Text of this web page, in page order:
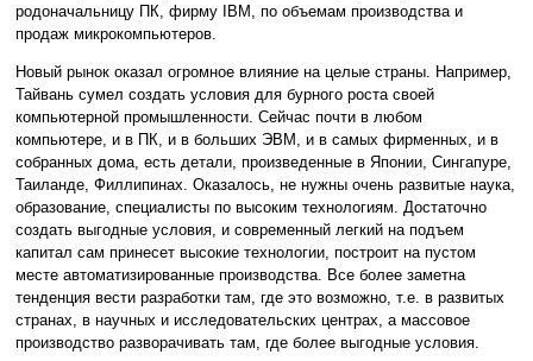
родоначальницу ПК, фирму IBM, по объемам производства и
продаж микрокомпьютеров.
Новый рынок оказал огромное влияние на целые страны. Например,
Тайвань сумел создать условия для бурного роста своей
компьютерной промышленности. Сейчас почти в любом
компьютере, и в ПК, и в больших ЭВМ, и в самых фирменных, и в
собранных дома, есть детали, произведенные в Японии, Сингапуре,
Таиланде, Филлипинах. Оказалось, не нужны очень развитые наука,
образование, специалисты по высоким технологиям. Достаточно
создать выгодные условия, и современный легкий на подъем
капитал сам принесет высокие технологии, построит на пустом
месте автоматизированные производства. Все более заметна
тенденция вести разработки там, где это возможно, т.е. в развитых
странах, в научных и исследовательских центрах, а массовое
производство разворачивать там, где более выгодные условия.